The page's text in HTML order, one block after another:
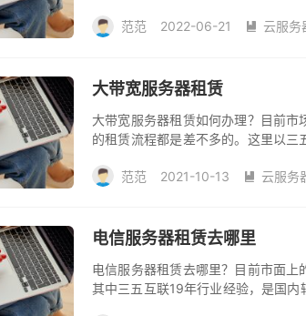
范范
2022-06-21  云服务
大带宽服务器租赁
大带宽服务器租赁如何办理？目前
的租赁流程都是差不多的。这里以三
40%-60%。
范范 2021-10-13  云服务
电信服务器租赁去哪里
电信服务器租赁去哪里？目前市面上
其中三五互联19年行业经验，是国内